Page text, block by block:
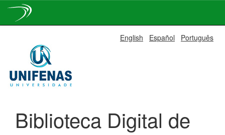
navigation
English Español Português
Biblioteca Digital de